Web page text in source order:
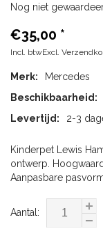
Nog niet
€35,00 *
Incl. btwExcl.
Merk:
Mercedes
Beschikbaarheid:
Levertijd:
2-3
Kinderpet Lewis
ontwerp.
Aanpasbare
Aantal: